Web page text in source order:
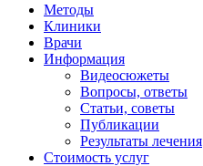
Методы
Клиники
Врачи
Информация
Видеосюжеты
Вопросы, ответы
Статьи, советы
Публикации
Результаты лечения
Стоимость услуг